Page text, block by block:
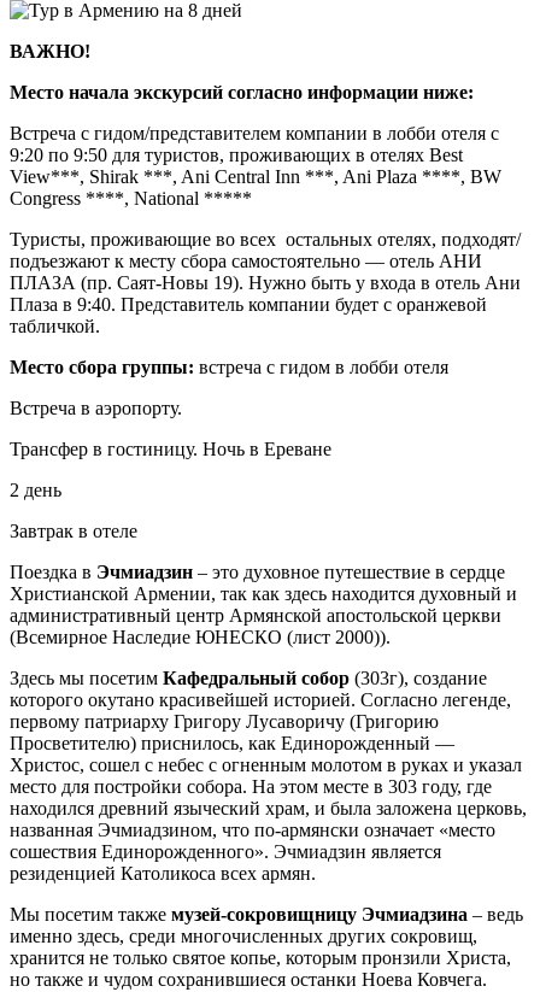
ВАЖНО!
Место начала экскурсий согласно информации ниже:
Встреча с гидом/представителем компании в лобби отеля с
9:20 по 9:50 для туристов, проживающих в отелях Best
View***, Shirak ***, Ani Central Inn ***, Ani Plaza ****, BW
Congress ****, National *****
Туристы, проживающие во всех остальных отелях, подходят/
подъезжают к месту сбора самостоятельно — отель АНИ
ПЛАЗА (пр. Саят-Новы 19). Нужно быть у входа в отель Ани
Плаза в 9:40. Представитель компании будет с оранжевой
табличкой.
Место сбора группы: встреча с гидом в лобби отеля
Встреча в аэропорту.
Трансфер в гостиницу. Ночь в Ереване
2 день
Завтрак в отеле
Поездка в Эчмиадзин – это духовное путешествие в сердце
Христианской Армении, так как здесь находится духовный и
административный центр Армянской апостольской церкви
(Всемирное Наследие ЮНЕСКО (лист 2000)).
Здесь мы посетим Кафедральный собор (303г), создание
которого окутано красивейшей историей. Согласно легенде,
первому патриарху Григору Лусаворичу (Григорию
Просветителю) приснилось, как Единорожденный —
Христос, сошел с небес с огненным молотом в руках и указал
место для постройки собора. На этом месте в 303 году, где
находился древний языческий храм, и была заложена церковь,
названная Эчмиадзином, что по-армянски означает «место
сошествия Единорожденного». Эчмиадзин является
резиденцией Католикоса всех армян.
Мы посетим также музей-сокровищницу Эчмиадзина – ведь
именно здесь, среди многочисленных других сокровищ,
хранится не только святое копье, которым пронзили Христа,
но также и чудом сохранившиеся останки Ноева Ковчега.